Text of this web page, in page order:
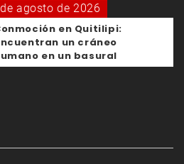
agosto de 2026
en Quitilipi:
un cráneo
en un basural